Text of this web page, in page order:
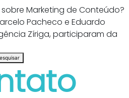
Marketing de Conteúdo?
Pacheco e Eduardo
Zíriga, participaram da